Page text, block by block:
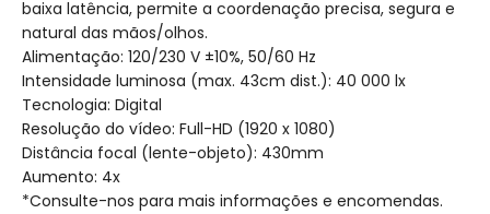
baixa latência, permite a coordenação precisa, segura e
natural das mãos/olhos.
Alimentação: 120/230 V ±10%, 50/60 Hz
Intensidade luminosa (max. 43cm dist.): 40 000 lx
Tecnologia: Digital
Resolução do vídeo: Full-HD (1920 x 1080)
Distância focal (lente-objeto): 430mm
Aumento: 4x
*Consulte-nos para mais informações e encomendas.